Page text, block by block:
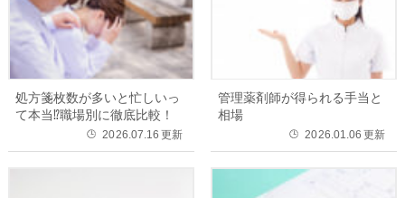
処方箋枚数が多いと忙しいっ
て本当⁉職場別に徹底比較！
🕒 2026.07.16 更新
管理薬剤師が得られる手当と
相場
🕒 2026.01.06 更新